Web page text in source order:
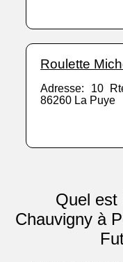
Roulette
Adresse: 10
86260 La Puye
Quel est
Chauvigny à